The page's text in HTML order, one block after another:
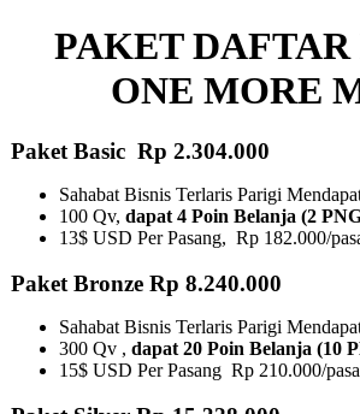
PAKET DAFTAR
ONE MORE
Paket Basic Rp 2.304.000
Sahabat Bisnis Terlaris Parigi
100 Qv, dapat 4 Poin Belanja (2
13$ USD Per Pasang, Rp 182.000/
Paket Bronze Rp 8.240.000
Sahabat Bisnis Terlaris Parigi
300 Qv , dapat 20 Poin Belanja (10
15$ USD Per Pasang Rp 210.000/